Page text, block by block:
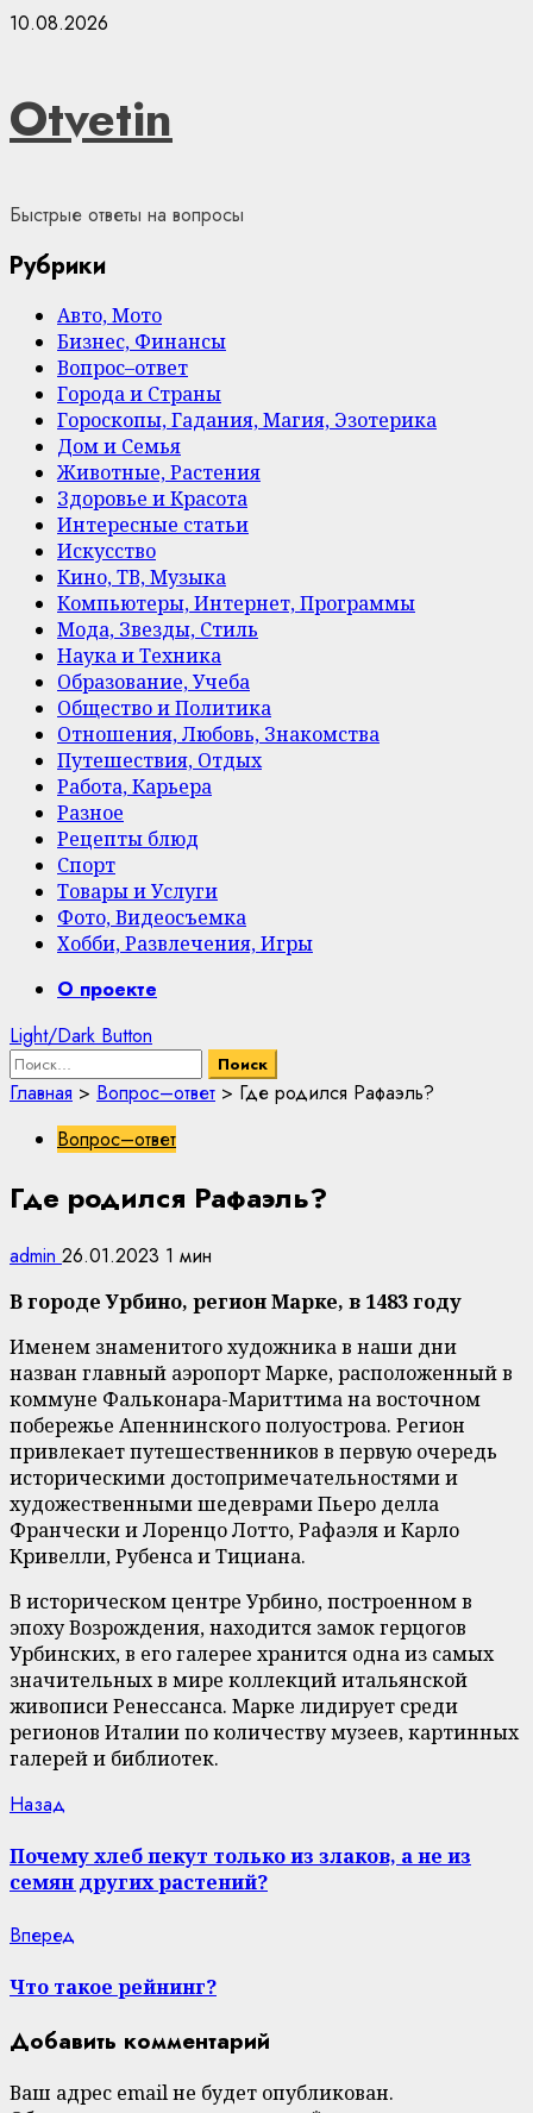
Skip
10.08.2026
Otvetin
Быстрые ответы на вопросы
Рубрики
Авто, Мото
Бизнес, Финансы
Вопрос–ответ
Города и Страны
Гороскопы, Гадания, Магия, Эзотерика
Дом и Семья
Животные, Растения
Здоровье и Красота
Интересные статьи
Искусство
Кино, ТВ, Музыка
Компьютеры, Интернет, Программы
Мода, Звезды, Стиль
Наука и Техника
Образование, Учеба
Общество и Политика
Отношения, Любовь, Знакомства
Путешествия, Отдых
Работа, Карьера
Разное
Рецепты блюд
Спорт
Товары и Услуги
Фото, Видеосъемка
Хобби, Развлечения, Игры
PrimaryО проекте
Light/Dark Button
Найти:
Главная > Вопрос–ответ > Где родился Рафаэль?
Вопрос–ответ
Где родился Рафаэль?
admin 26.01.2023 1 мин
В городе Урбино, регион Марке, в 1483 году
Именем знаменитого художника в наши дни
назван главный аэропорт Марке, расположенный в
коммуне Фальконара-Мариттима на восточном
побережье Апеннинского полуострова. Регион
привлекает путешественников в первую очередь
историческими достопримечательностями и
художественными шедеврами Пьеро делла
Франчески и Лоренцо Лотто, Рафаэля и Карло
Кривелли, Рубенса и Тициана.
В историческом центре Урбино, построенном в
эпоху Возрождения, находится замок герцогов
Урбинских, в его галерее хранится одна из самых
значительных в мире коллекций итальянской
живописи Ренессанса. Марке лидирует среди
регионов Италии по количеству музеев, картинных
галерей и библиотек.
Continue
Reading
Назад
Почему хлеб пекут только из злаков, а не из
семян других растений?
Вперед
Что такое рейнинг?
Добавить комментарий
Ваш адрес email не будет опубликован.